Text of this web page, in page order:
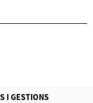
I GESTIONS